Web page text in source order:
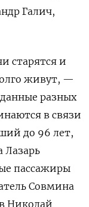
Галич,
старятся и
живут, —
разных
в связи
до 96 лет,
Лазарь
пассажиры
Совмина
Николай